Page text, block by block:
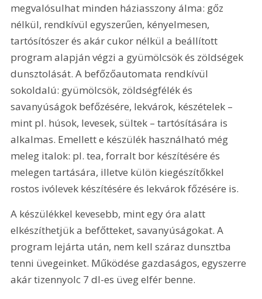
megvalósulhat minden háziasszony álma: gőz
nélkül, rendkívül egyszerűen, kényelmesen,
tartósítószer és akár cukor nélkül a beállított
program alapján végzi a gyümölcsök és zöldségek
dunsztolását. A befőzőautomata rendkívül
sokoldalú: gyümölcsök, zöldségfélék és
savanyúságok befőzésére, lekvárok, készételek –
mint pl. húsok, levesek, sültek – tartósítására is
alkalmas. Emellett e készülék használható még
meleg italok: pl. tea, forralt bor készítésére és
melegen tartására, illetve külön kiegészítőkkel
rostos ivólevek készítésére és lekvárok főzésére is.
A készülékkel kevesebb, mint egy óra alatt
elkészíthetjük a befőtteket, savanyúságokat. A
program lejárta után, nem kell száraz dunsztba
tenni üvegeinket. Működése gazdaságos, egyszerre
akár tizennyolc 7 dl-es üveg elfér benne.